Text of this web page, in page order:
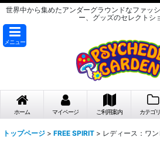
世界中から集めたアンダーグラウンドなファッ
ー、グッズのセレクトシ
メニュー
ホーム マイページ ご利用案内 カテゴ
トップページ > FREE SPIRIT > レディース：ワ